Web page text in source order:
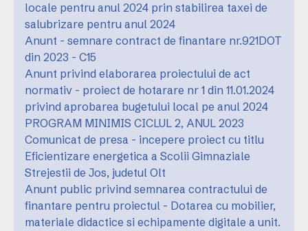
locale pentru anul 2024 prin stabilirea taxei de
salubrizare pentru anul 2024
Anunt - semnare contract de finantare nr.921DOT
din 2023 - C15
Anunt privind elaborarea proiectului de act
normativ - proiect de hotarare nr 1 din 11.01.2024
privind aprobarea bugetului local pe anul 2024
PROGRAM MINIMIS CICLUL 2, ANUL 2023
Comunicat de presa - incepere proiect cu titlu
Eficientizare energetica a Scolii Gimnaziale
Strejestii de Jos, judetul Olt
Anunt public privind semnarea contractului de
finantare pentru proiectul - Dotarea cu mobilier,
materiale didactice si echipamente digitale a unit.